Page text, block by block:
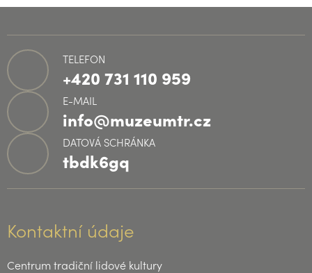
TELEFON
+420 731 110 959
E-MAIL
info@muzeumtr.cz
DATOVÁ SCHRÁNKA
tbdk6gq
Kontaktní údaje
Centrum tradiční lidové kultury